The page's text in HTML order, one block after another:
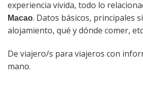
experiencia vivida, todo lo
Macao. Datos básicos, principales
alojamiento, qué y dónde comer,
De viajero/s para viajeros con
mano.